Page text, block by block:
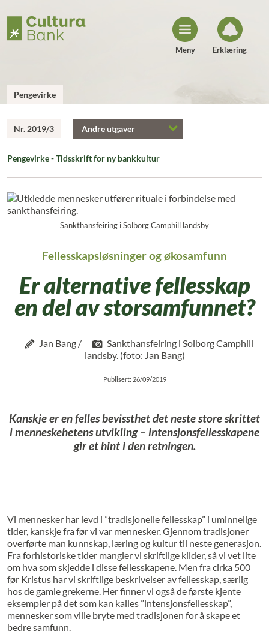
o
Meny Erklæring
Pengevirke
Nr. 2019/3 Andre utgaver
Pengevirke - Tidsskrift for ny bankkultur
Sankthansfeiring i Solborg Camphill landsby
Fellesskapsløsninger og økosamfunn
Er alternative fellesskap
en del av storsamfunnet?
Jan Bang /
Sankthansfeiring i Solborg Camphill
landsby. (foto: Jan Bang)
Publisert: 26/09/2019
Kanskje er en felles bevissthet det neste store skrittet
i menneskehetens utvikling – intensjonsfellesskapene
gir et hint i den retningen.
Vi mennesker har levd i ”tradisjonelle fellesskap” i uminnelige
tider, kanskje fra før vi var mennesker. Gjennom tradisjoner
overførte man kunnskap, læring og kultur til neste generasjon.
Fra forhistoriske tider mangler vi skriftlige kilder, så vi vet lite
om hva som skjedde i disse fellesskapene. Men fra cirka 500
før Kristus har vi skriftlige beskrivelser av fellesskap, særlig
hos de gamle grekerne. Her finner vi også de første kjente
eksempler på det som kan kalles ”intensjonsfellesskap”,
mennesker som ville bryte med tradisjonen for å skape et
bedre samfunn.